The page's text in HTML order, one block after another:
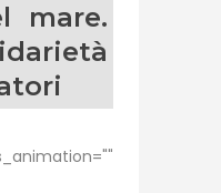
mare.